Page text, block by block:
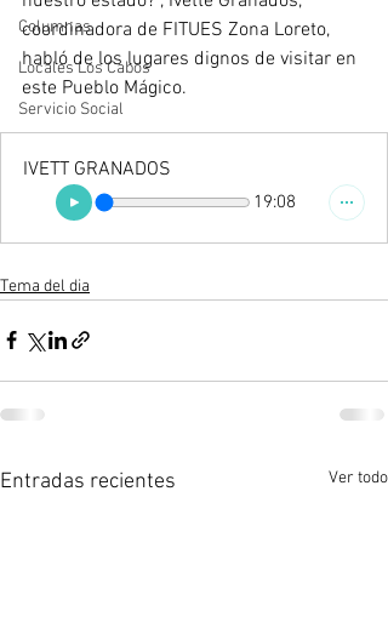
Columnas
Locales Los Cabos
Servicio Social
coordinadora de FITUES Zona Loreto,
habló de los lugares dignos de visitar en
este Pueblo Mágico.
IVETT GRANADOS
19:08
Tema del dia
Entradas recientes Ver todo